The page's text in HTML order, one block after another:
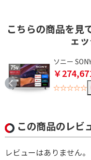
こちらの商品を見
ェ
ソニー
￥
☆☆☆☆☆
この商品のレビ
レビューはありません。